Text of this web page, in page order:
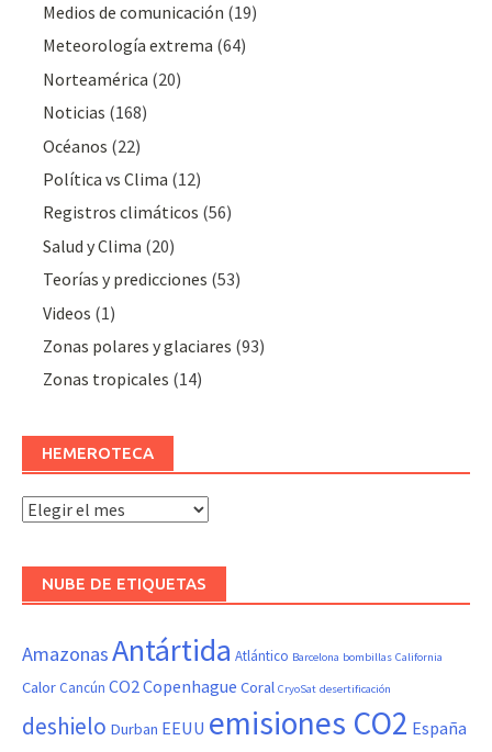
Medios de comunicación (19)
Meteorologí­a extrema (64)
Norteamérica (20)
Noticias (168)
Océanos (22)
Polí­tica vs Clima (12)
Registros climáticos (56)
Salud y Clima (20)
Teorías y predicciones (53)
Videos (1)
Zonas polares y glaciares (93)
Zonas tropicales (14)
HEMEROTECA
Hemeroteca
NUBE DE ETIQUETAS
AmazonasAntártida Atlántico Barcelona bombillas California
Calor Cancún CO2Copenhague Coral CryoSat desertificación
deshielo Durban EEUU emisiones CO2 España